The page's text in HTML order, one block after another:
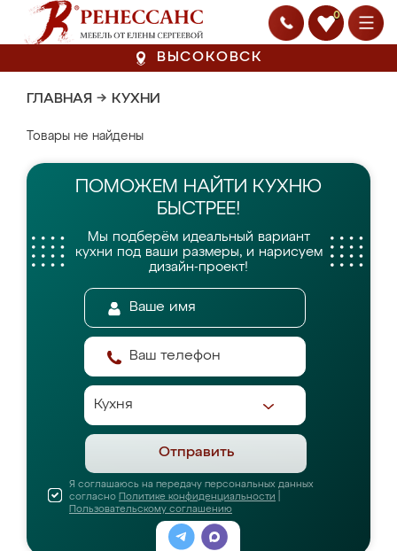
0
ВЫСОКОВСК
ГЛАВНАЯ → КУХНИ
Товары не найдены
ПОМОЖЕМ НАЙТИ КУХНЮ
БЫСТРЕЕ!
Мы подберём идеальный вариант
кухни под ваши размеры, и нарисуем
дизайн-проект!
Отправить
Я соглашаюсь на передачу персональных данных
согласно Политике конфиденциальности
Пользовательскому соглашению